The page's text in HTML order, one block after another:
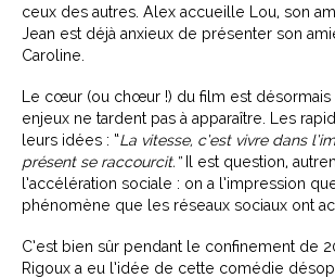
ceux des autres. Alex accueille Lou, son
Jean est déjà anxieux de présenter son
Caroline.
Le cœur (ou chœur !) du film est désormais
enjeux ne tardent pas à apparaître. Les
leurs idées : “L a vitesse, c’est vivre dans
présent se raccourcit. ”Il est question,
l’accélération sociale : on a l’impression
phénomène que les réseaux sociaux ont
C’est bien sûr pendant le confinement de
Rigoux a eu l’idée de cette comédie